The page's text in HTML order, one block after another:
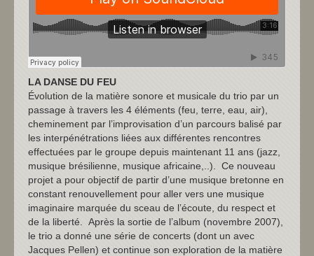
LA DANSE DU FEU
Évolution de la matière sonore et musicale du trio par un
passage à travers les 4 éléments (feu, terre, eau, air),
cheminement par l’improvisation d’un parcours balisé par
les interpénétrations liées aux différentes rencontres
effectuées par le groupe depuis maintenant 11 ans (jazz,
musique brésilienne, musique africaine,..). Ce nouveau
projet a pour objectif de partir d’une musique bretonne en
constant renouvellement pour aller vers une musique
imaginaire marquée du sceau de l’écoute, du respect et
de la liberté. Après la sortie de l’album (novembre 2007),
le trio a donné une série de concerts (dont un avec
Jacques Pellen) et continue son exploration de la matière